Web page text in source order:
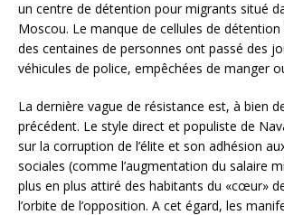
un centre de détention pour migrants situé
Moscou. Le manque de cellules de
des centaines de personnes ont passé des
véhicules de police, empêchées de manger
La dernière vague de résistance est, à bien
précédent. Le style direct et populiste de
sur la corruption de l’élite et son adhésion
sociales (comme l’augmentation du salaire
plus en plus attiré des habitants du «cœur»
l’orbite de l’opposition. A cet égard, les